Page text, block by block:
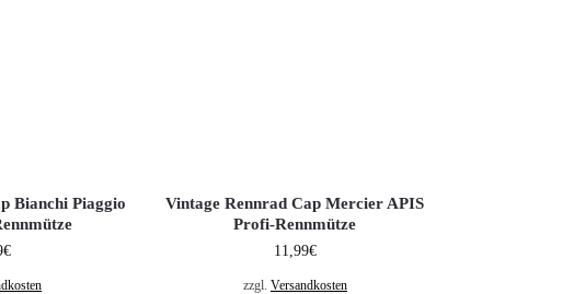
Bianchi Piaggio
€
Vintage Rennrad Cap Mercier APIS
Profi-Rennmütze
11,99€
zzgl. Versandkosten